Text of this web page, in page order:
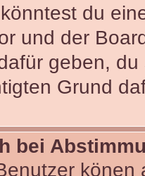
du
und der
geben,
Grund
bei